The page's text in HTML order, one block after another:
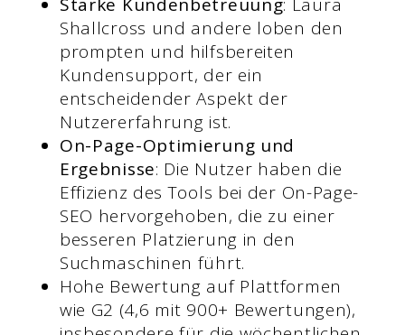
Shallcross und andere loben den
prompten und hilfsbereiten
Kundensupport, der ein
entscheidender Aspekt der
Nutzererfahrung ist.
On-Page-Optimierung und
Ergebnisse: Die Nutzer haben die
Effizienz des Tools bei der On-Page-
SEO hervorgehoben, die zu einer
besseren Platzierung in den
Suchmaschinen führt.
Hohe Bewertung auf Plattformen
wie G2 (4,6 mit 900+ Bewertungen),